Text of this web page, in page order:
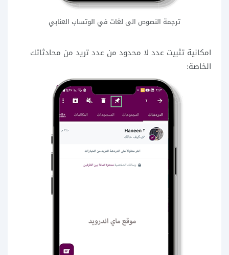
ترجمة النصوص الى لغات في الوتساب العنابي
امكانية تثبيت عدد لا محدود من عدد تريد من محادثاتك
الخاصة: